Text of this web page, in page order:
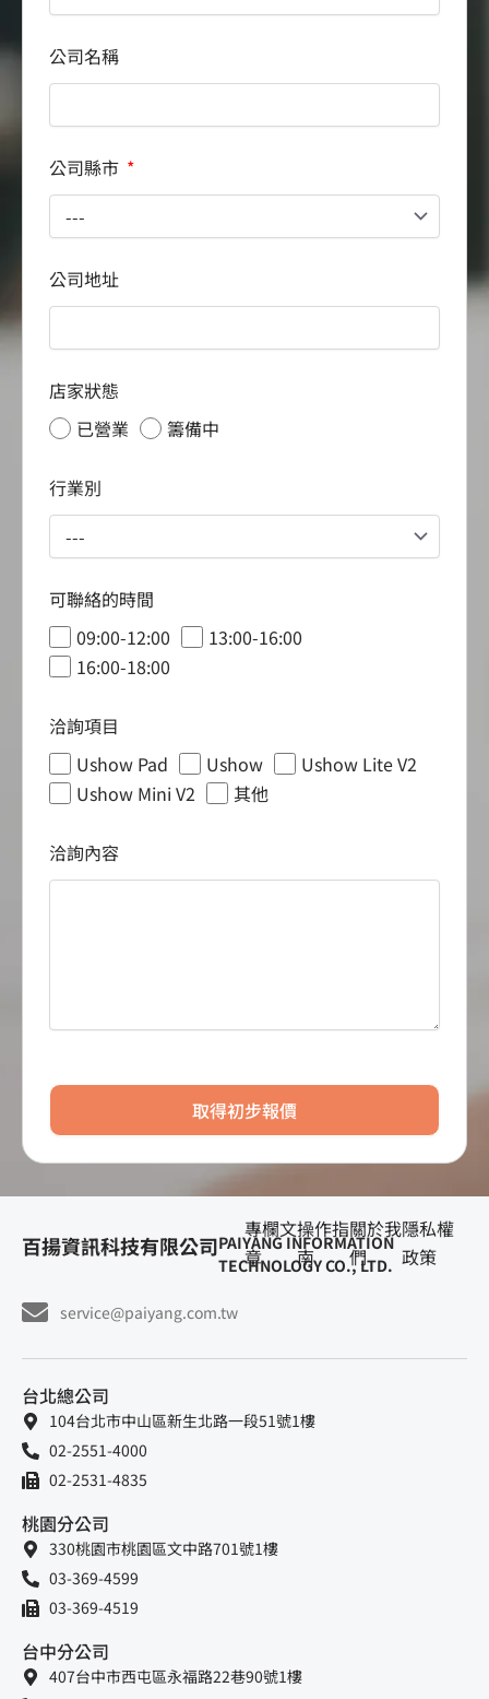
公司名稱
公司縣市
公司地址
店家狀態
已營業
籌備中
行業別
可聯絡的時間
09:00-12:00
13:00-16:00
16:00-18:00
洽詢項目
Ushow Pad
Ushow
Ushow Lite V2
Ushow Mini V2
其他
洽詢內容
取得初步報價
百揚資訊科技有限公司PAIYANG INFORMATION
TECHNOLOGY CO., LTD.
專欄文
章
操作指
南
關於我
們
隱私權
政策
service@paiyang.com.tw
台北總公司
104台北市中山區新生北路一段51號1樓
02-2551-4000
02-2531-4835
桃園分公司
330桃園市桃園區文中路701號1樓
03-369-4599
03-369-4519
台中分公司
407台中市西屯區永福路22巷90號1樓